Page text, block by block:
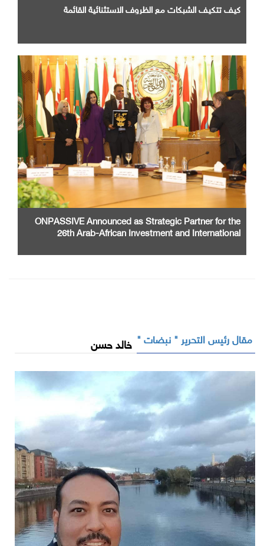
كيف تتكيف الشبكات مع الظروف الاستثنائية القائمة
ONPASSIVE Announced as Strategic Partner for the
26th Arab-African Investment and International
مقال رئيس التحرير " نبضات " خالد حسن